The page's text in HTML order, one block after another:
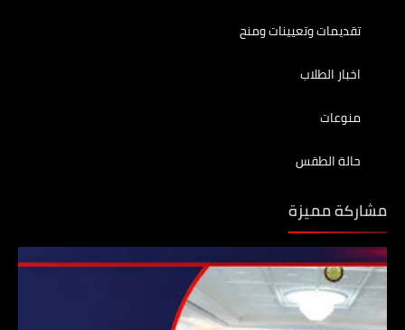
تقديمات وتعيينات ومنح
اخبار الطلاب
منوعات
حالة الطقس
مشاركة مميزة